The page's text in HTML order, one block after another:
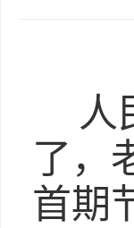
人
了，
首期